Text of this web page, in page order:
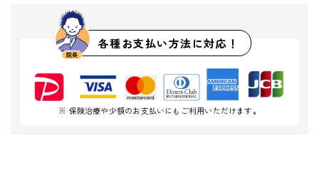
各種お支払い方法に対応！
※ 保険治療や少額のお支払いにもご利用いただけます。